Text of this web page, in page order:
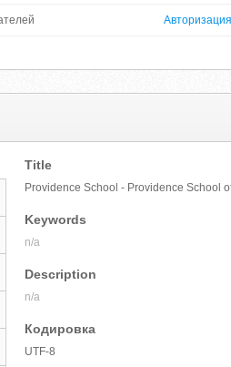
Авторизация
Title
Providence School - Providence School
Keywords
n/a
Description
n/a
Кодировка
UTF-8